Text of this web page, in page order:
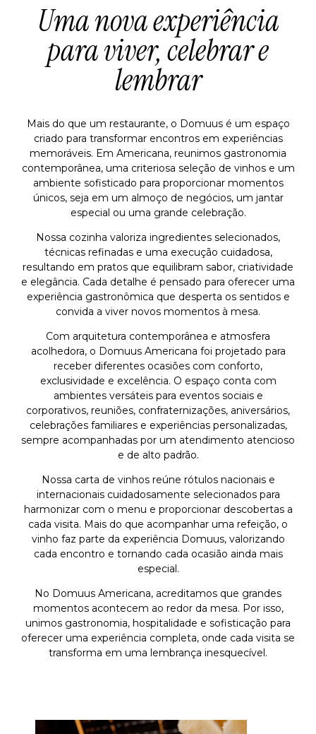
Uma nova experiência
para viver, celebrar e
lembrar
Mais do que um restaurante, o Domuus é um espaço
criado para transformar encontros em experiências
memoráveis. Em Americana, reunimos gastronomia
contemporânea, uma criteriosa seleção de vinhos e um
ambiente sofisticado para proporcionar momentos
únicos, seja em um almoço de negócios, um jantar
especial ou uma grande celebração.
Nossa cozinha valoriza ingredientes selecionados,
técnicas refinadas e uma execução cuidadosa,
resultando em pratos que equilibram sabor, criatividade
e elegância. Cada detalhe é pensado para oferecer uma
experiência gastronômica que desperta os sentidos e
convida a viver novos momentos à mesa.
Com arquitetura contemporânea e atmosfera
acolhedora, o Domuus Americana foi projetado para
receber diferentes ocasiões com conforto,
exclusividade e excelência. O espaço conta com
ambientes versáteis para eventos sociais e
corporativos, reuniões, confraternizações, aniversários,
celebrações familiares e experiências personalizadas,
sempre acompanhadas por um atendimento atencioso
e de alto padrão.
Nossa carta de vinhos reúne rótulos nacionais e
internacionais cuidadosamente selecionados para
harmonizar com o menu e proporcionar descobertas a
cada visita. Mais do que acompanhar uma refeição, o
vinho faz parte da experiência Domuus, valorizando
cada encontro e tornando cada ocasião ainda mais
especial.
No Domuus Americana, acreditamos que grandes
momentos acontecem ao redor da mesa. Por isso,
unimos gastronomia, hospitalidade e sofisticação para
oferecer uma experiência completa, onde cada visita se
transforma em uma lembrança inesquecível.